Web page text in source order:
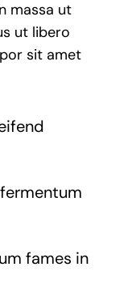
massa ut
ut libero
sit amet
fames in